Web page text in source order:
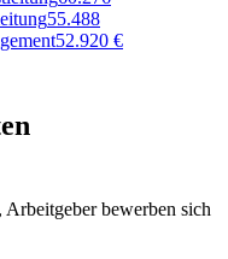
55.488
52.920 €
bewerben sich